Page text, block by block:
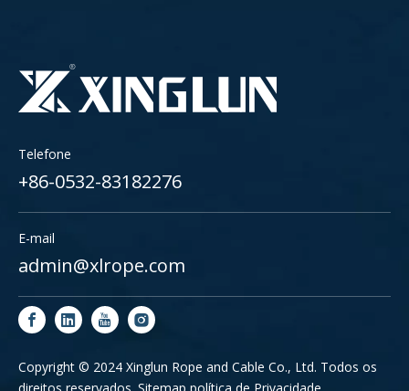
Telefone
+86-0532-83182276
E-mail
admin@xlrope.com
Copyright © 2024 Xinglun Rope and Cable Co., Ltd. Todos os
direitos reservados. Sitemap política de Privacidade